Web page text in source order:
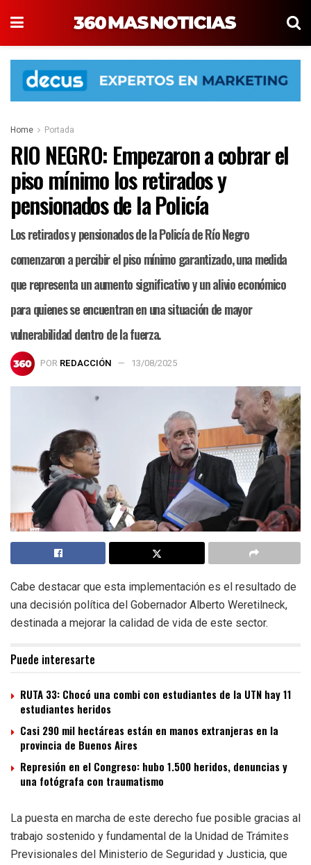
Home Portada
RIO NEGRO: Empezaron a cobrar el
piso mínimo los retirados y
pensionados de la Policía
Los retirados y pensionados de la Policía de Río Negro
comenzaron a percibir el piso mínimo garantizado, una medida
que representa un aumento significativo y un alivio económico
para quienes se encuentran en una situación de mayor
vulnerabilidad dentro de la fuerza.
POR REDACCIÓN 13/08/2025
Cabe destacar que esta implementación es el resultado de
una decisión política del Gobernador Alberto Weretilneck,
destinada a mejorar la calidad de vida de este sector.
Puede interesarte
RUTA 33: Chocó una combi con estudiantes de la UTN hay 11
estudiantes heridos
Casi 290 mil hectáreas están en manos extranjeras en la
provincia de Buenos Aires
Represión en el Congreso: hubo 1.500 heridos, denuncias y
una fotógrafa con traumatismo
La puesta en marcha de este derecho fue posible gracias al
trabajo sostenido y fundamental de la Unidad de Trámites
Previsionales del Ministerio de Seguridad y Justicia, que